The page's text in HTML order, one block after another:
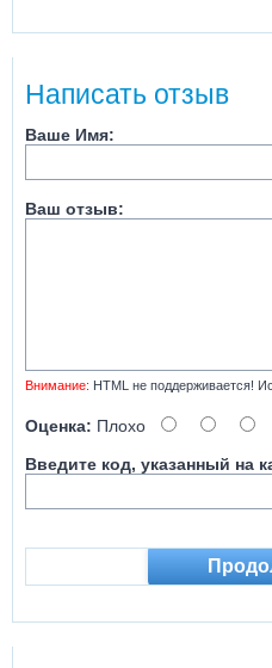
Написать отзыв
Ваше Имя:
Ваш отзыв:
Внимание: HTML не поддерживается!
Оценка: Плохо
Введите код, указанный на